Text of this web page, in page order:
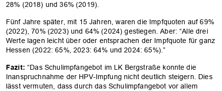
OK
28% (2018) und 36% (2019).
Fünf Jahre später, mit 15 Jahren, waren die Impfquoten auf 69%
(2022), 70% (2023) und 64% (2024) gestiegen. Aber: “Alle drei
Werte lagen leicht über oder entsprachen der Impfquote für ganz
Hessen (2022: 65%, 2023: 64% und 2024: 65%).”
Fazit: “Das Schulimpfangebot im LK Bergstraße konnte die
Inanspruchnahme der HPV-Impfung nicht deutlich steigern. Dies
lässt vermuten, dass durch das Schulimpfangebot vor allem